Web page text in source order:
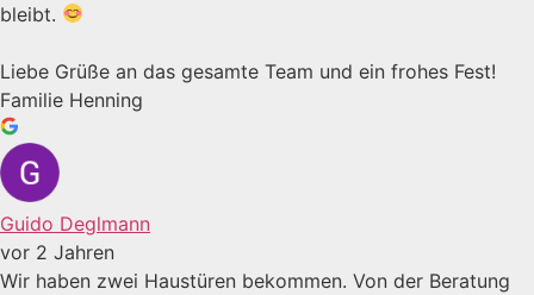
bleibt.
Liebe Grüße an das gesamte Team und ein frohes Fest!
Familie Henning
Guido Deglmann
vor 2 Jahren
Wir haben zwei Haustüren bekommen. Von der Beratung